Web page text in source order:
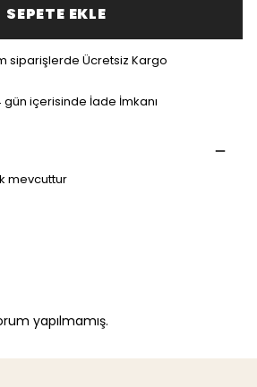
SEPETE EKLE
siparişlerde Ücretsiz Kargo
gün içerisinde İade İmkanı
mevcuttur
yapılmamış.